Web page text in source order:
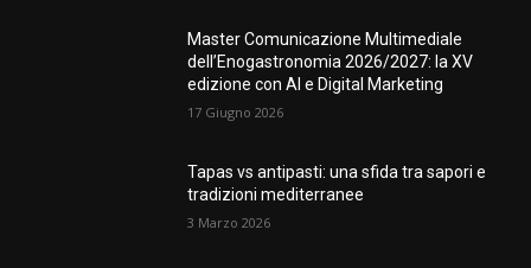
Master Comunicazione Multimediale
dell’Enogastronomia 2026/2027: la XV
edizione con AI e Digital Marketing
17 Giugno 2026
Tapas vs antipasti: una sfida tra sapori e
tradizioni mediterranee
3 Marzo 2026